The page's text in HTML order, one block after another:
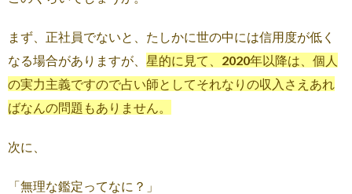
まず、正社員でないと、たしかに世の中には信用度が低く
なる場合がありますが、 星的に見て、2020年以降は、個人
の実力主義ですので占い師としてそれなりの収入さえあれ
ばなんの問題もありません。
次に、
「無理な鑑定ってなに？」